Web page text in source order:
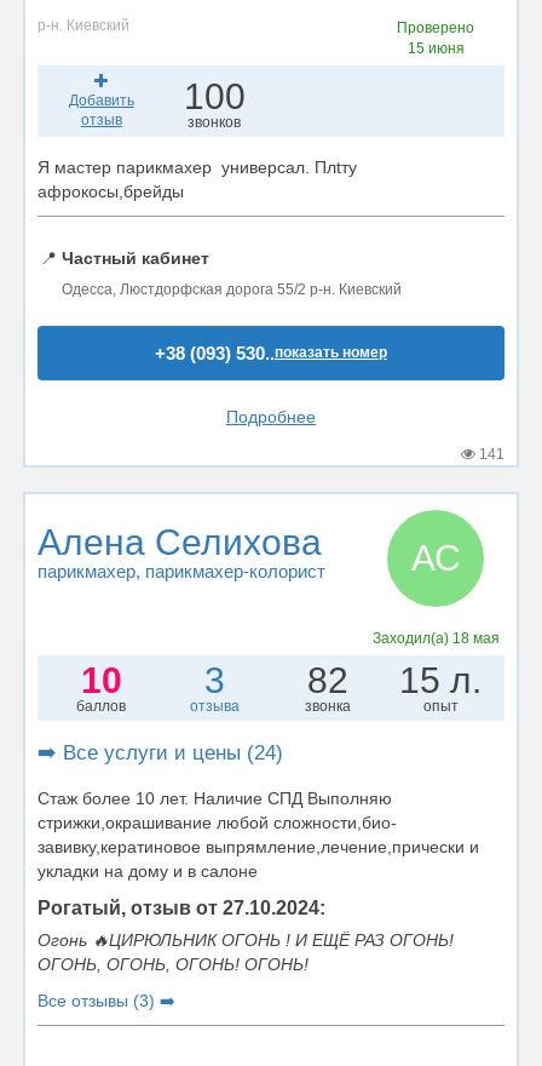
р-н. Киевский
Проверено
15 июня
Добавить
отзыв
100
звонков
Я мастер парикмахер универсал. Плtту
афрокосы,брейды
📍 Частный кабинет
Одесса, Люстдорфская дорога 55/2 р-н. Киевский
+38 (093) 530..показать номер
Подробнее
141
Алена Селихова
парикмахер, парикмахер-колорист АС
Заходил(а) 18 мая
10
баллов
3
отзыва
82
звонка
15 л.
опыт
➡️ Все услуги и цены (24)
Стаж более 10 лет. Наличие СПД Выполняю
стрижки,окрашивание любой сложности,био-
завивку,кератиновое выпрямление,лечение,прически и
укладки на дому и в салоне
Рогатый, отзыв от 27.10.2024:
Огонь 🔥ЦИРЮЛЬНИК ОГОНЬ ! И ЕЩЁ РАЗ ОГОНЬ!
ОГОНЬ, ОГОНЬ, ОГОНЬ! ОГОНЬ!
Все отзывы (3) ➡️